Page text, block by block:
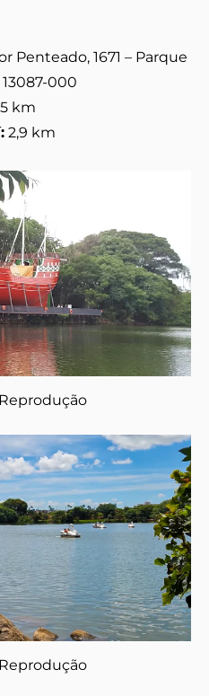
Penteado, 1671 – Parque
13087-000
5 km
2,9 km